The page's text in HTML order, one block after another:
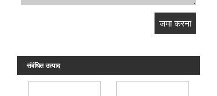
संबंधित उत्पाद